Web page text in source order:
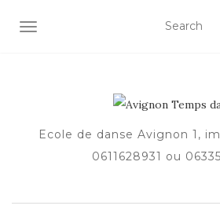
AFFICHER/MASQUER LA
Ecole de danse Avignon 1,
0611628931 ou